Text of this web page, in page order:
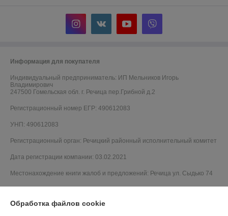
Информация для покупателя
Индивидуальный предприниматель: ИП Мельников Игорь
Владимирович
247500 Гомельская обл. г. Речица пер.Грибной д.2
Регистрационный номер ЕГР: 490612083
УНП: 490612083
Регистрационный орган: Речицкий районный исполнительный комитет
Дата регистрации компании: 03.02.2021
Местонахождение книги жалоб и предложений: Речица ул. Сыдько 74
Обработка файлов cookie